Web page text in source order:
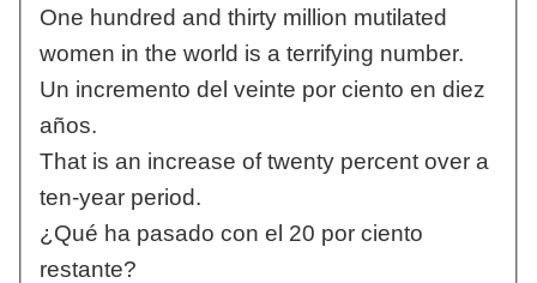
One hundred and thirty million mutilated
women in the world is a terrifying number.
Un incremento del veinte por ciento en diez
años.
That is an increase of twenty percent over a
ten-year period.
¿Qué ha pasado con el 20 por ciento
restante?